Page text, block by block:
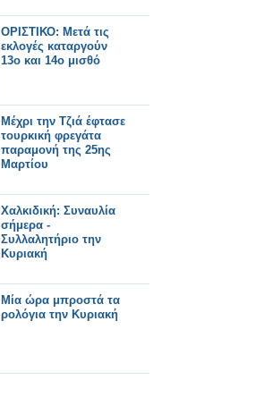
ΟΡΙΣΤΙΚΟ: Μετά τις
εκλογές καταργούν
13ο και 14ο μισθό
Μέχρι την Τζιά έφτασε
τουρκική φρεγάτα
παραμονή της 25ης
Μαρτίου
Χαλκιδική: Συναυλία
σήμερα -
Συλλαλητήριο την
Κυριακή
Μία ώρα μπροστά τα
ρολόγια την Κυριακή